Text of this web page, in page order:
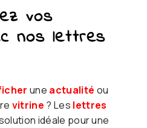
vos
nos lettres
une actualité ou
vitrine ? Les lettres
idéale pour une